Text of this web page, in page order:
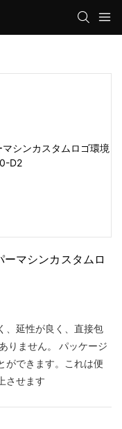
マシンカスタムロ
、延性が良く、直接包
りません。 パッケージ
ができます。これは便
させます